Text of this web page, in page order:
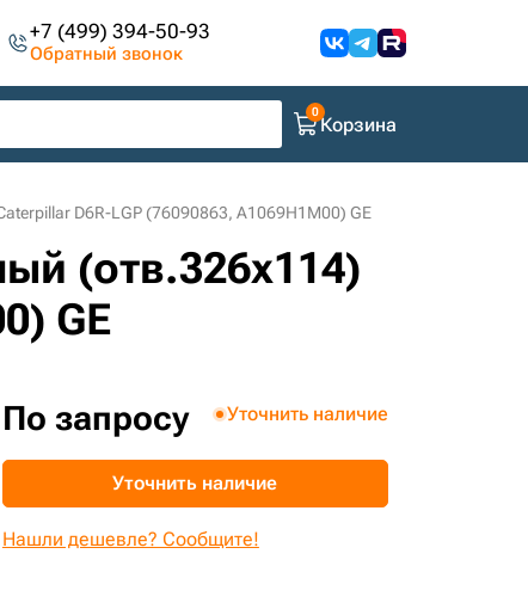
+7 (499) 394-50-93
Обратный звонок
Корзина
D6R-LGP (76090863, A1069H1M00) GE
(отв.326х114)
GE
По запросу Уточнить наличие
Уточнить наличие
Нашли дешевле? Сообщите!